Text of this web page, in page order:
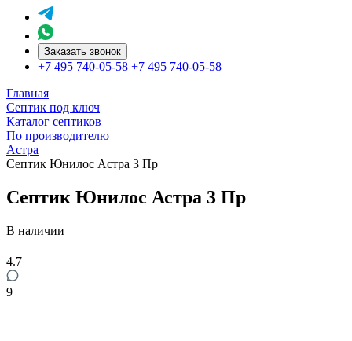
Заказать звонок
+7 495 740-05-58 +7 495 740-05-58
Главная
Септик под ключ
Каталог септиков
По производителю
Астра
Септик Юнилос Астра 3 Пр
Септик Юнилос Астра 3 Пр
В наличии
4.7
9